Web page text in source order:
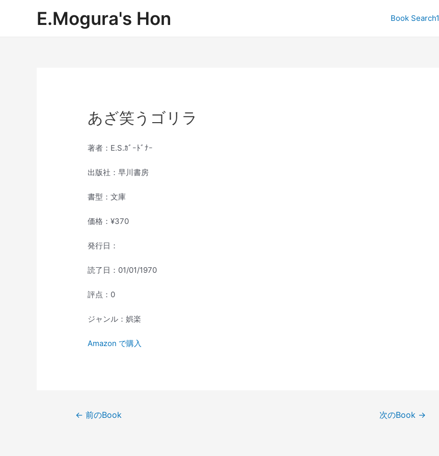
E.Mogura's Hon Book Search1
あざ笑うゴリラ
著者：E.S.ｶﾞｰﾄﾞﾅｰ
出版社：早川書房
書型：文庫
価格：¥370
発行日：
読了日：01/01/1970
評点：0
ジャンル：娯楽
Amazon で購入
← 前のBook 次のBook →